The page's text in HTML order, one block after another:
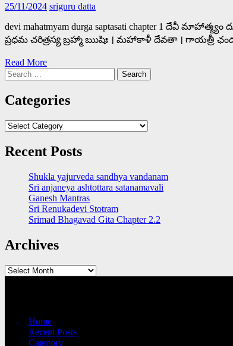
25/11/2024 sriguru datta
devi mahatmyam durga saptasati chapter 1 దేవీ
ప్రధమ చరిత్రస్య బ్రహ్మా ఋషిః । మహాకాళీ దేవతా । గాయత్రీ ఛందః
Read More
Search
for:
Categories
Categories
Recent Posts
Shukla yajurveda sandhya vandanam
Sri anjaneya ashtottara satanamavali
Ganesh Mantras
Sri Renukadevi Stotram
Srimad Bhagavad Gita Chapter 2.2
Archives
Archives
Home
Recent Posts
Category